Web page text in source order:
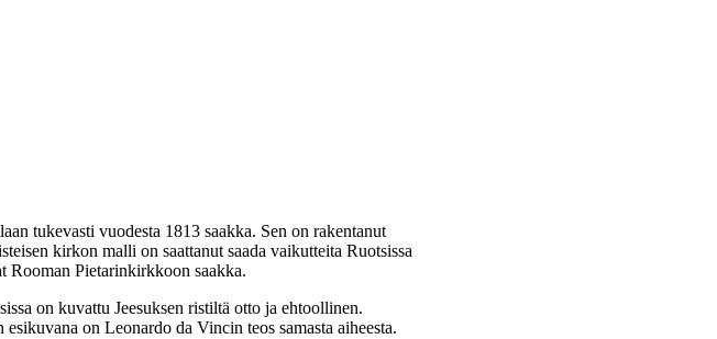
tukevasti vuodesta 1813 saakka. Sen on rakentanut
kirkon malli on saattanut saada vaikutteita Ruotsissa
Pietarinkirkkoon saakka.
on kuvattu Jeesuksen ristiltä otto ja ehtoollinen.
on Leonardo da Vincin teos samasta aiheesta.